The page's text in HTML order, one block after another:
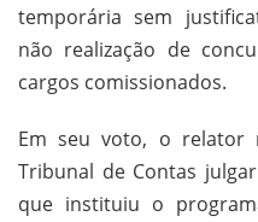
temporária sem
não realização de
cargos comissionados.
Em seu voto, o relator
Tribunal de Contas
que instituiu o